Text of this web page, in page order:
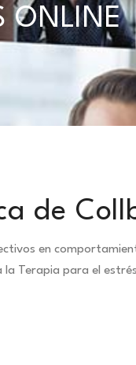
ONLINE
de
en
Terapia para el